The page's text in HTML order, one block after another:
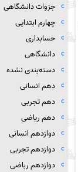
جزوات دانشگاهی
چهارم ابتدایی
حسابداری
دانشگاهی
دسته‌بندی نشده
دهم انسانی
دهم تجربی
دهم ریاضی
دوازدهم انسانی
دوازدهم تجربی
دوازدهم رباضی